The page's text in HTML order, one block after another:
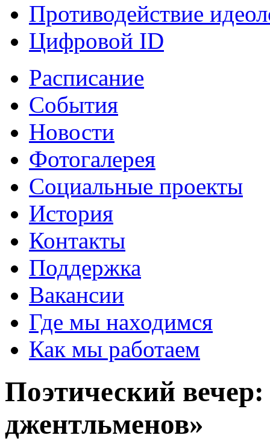
Противодействие
Цифровой ID
Расписание
События
Новости
Фотогалерея
Социальные проекты
История
Контакты
Поддержка
Вакансии
Где мы находимся
Как мы работаем
Поэтический
джентльменов»